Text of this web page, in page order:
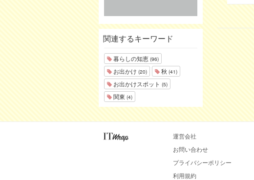
関連するキーワード
暮らしの知恵 (96)
お出かけ (20) 秋 (41)
お出かけスポット (5)
関東 (4)
運営会社
お問い合わせ
プライバシーポリシー
利用規約